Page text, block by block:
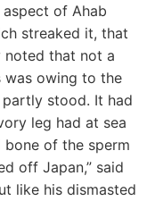
of Ahab
streaked it, that
that not a
was owing to the
stood. It had
leg had at sea
of the sperm
off Japan,” said
like his dismasted